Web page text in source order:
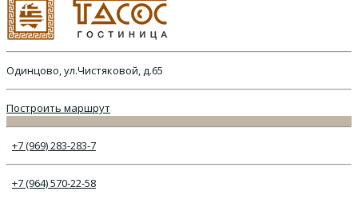
Одинцово, ул.Чистяковой, д.65
Построить маршрут
+7 (969) 283-283-7
+7 (964) 570-22-58